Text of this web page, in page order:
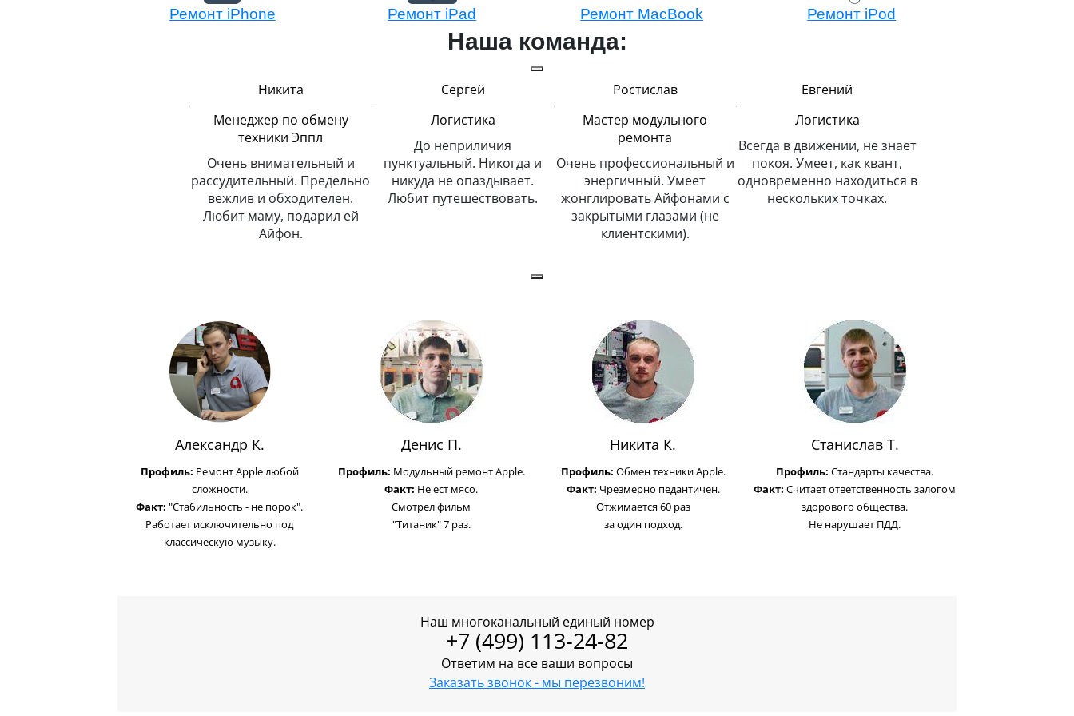
Ремонт iPhone Ремонт iPad Ремонт MacBook Ремонт iPod
Наша команда:
Никита
Менеджер по обмену
техники Эппл
Очень внимательный и
рассудительный. Предельно
вежлив и обходителен.
Любит маму, подарил ей
Айфон.
Сергей
Логистика
До неприличия
пунктуальный. Никогда и
никуда не опаздывает.
Любит путешествовать.
Ростислав
Мастер модульного
ремонта
Очень профессиональный и
энергичный. Умеет
жонглировать Айфонами с
закрытыми глазами (не
клиентскими).
Евгений
Логистика
Всегда в движении, не знает
покоя. Умеет, как квант,
одновременно находиться в
нескольких точках.
Александр К.
Профиль: Ремонт Apple любой
сложности.
Факт: "Стабильность - не порок".
Работает исключительно под
классическую музыку.
Денис П.
Профиль: Модульный ремонт Apple.
Факт: Не ест мясо.
Смотрел фильм
"Титаник" 7 раз.
Никита К.
Профиль: Обмен техники Apple.
Факт: Чрезмерно педантичен.
Отжимается 60 раз
за один подход.
Станислав Т.
Профиль: Стандарты качества.
Факт: Считает ответственность залогом
здорового общества.
Не нарушает ПДД.
Наш многоканальный единый номер
+7 (499) 113-24-82
Ответим на все ваши вопросы
Заказать звонок - мы перезвоним!